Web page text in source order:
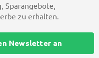
Sparangebote,
zu erhalten.
Newsletter an